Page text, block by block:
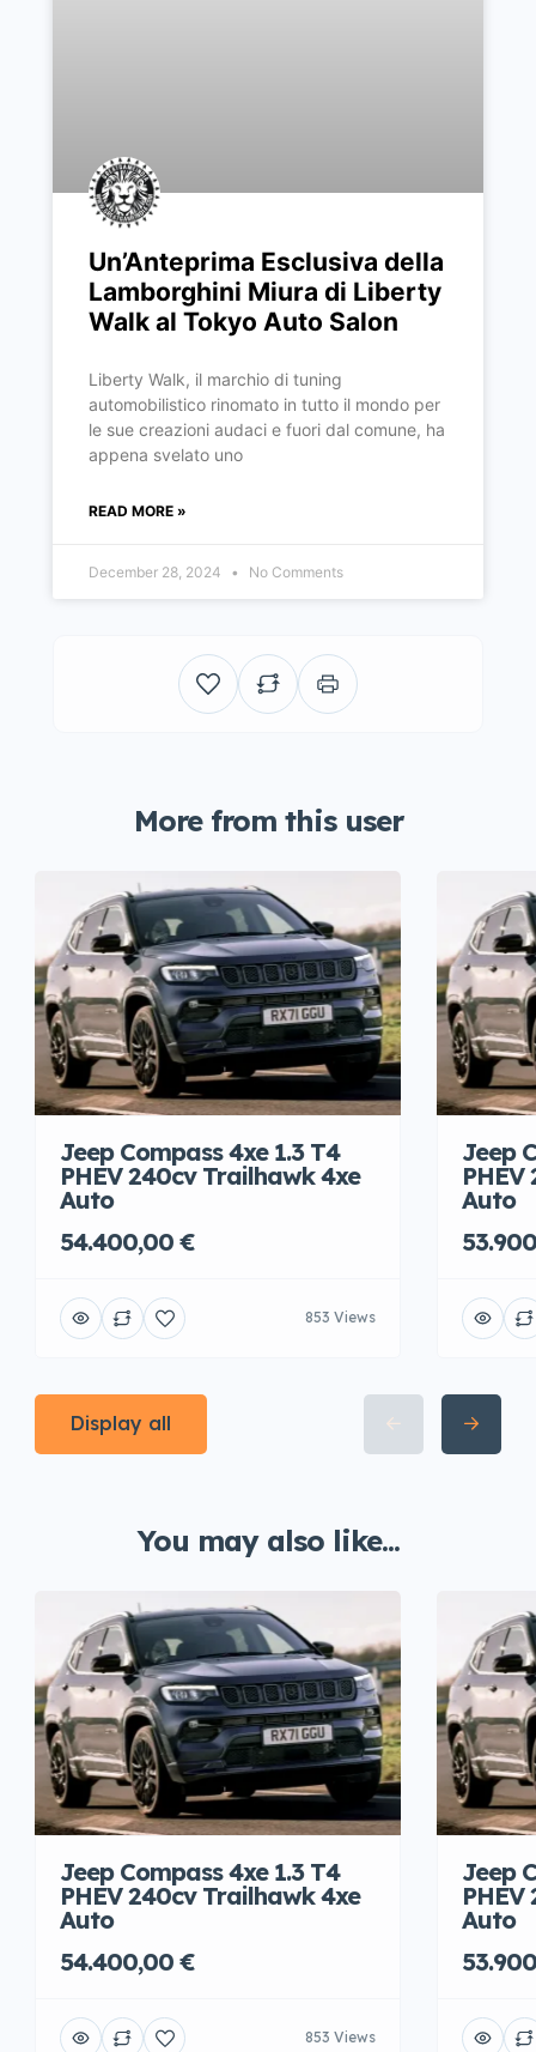
Un’Anteprima Esclusiva della
Lamborghini Miura di Liberty
Walk al Tokyo Auto Salon
Liberty Walk, il marchio di tuning
automobilistico rinomato in tutto il mondo per
le sue creazioni audaci e fuori dal comune, ha
appena svelato uno
READ MORE »
December 28, 2024 No Comments
More from this user
Jeep Compass 4xe 1.3 T4
PHEV 240cv Trailhawk 4xe
Auto
54.400,00 €
853 Views
Jeep
Auto
Display all
You may also like...
Jeep Compass 4xe 1.3 T4
PHEV 240cv Trailhawk 4xe
Auto
54.400,00 €
853 Views
Jeep
Auto